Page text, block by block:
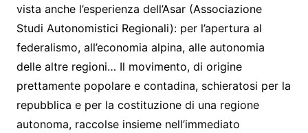
vista anche l’esperienza dell’Asar (Associazione
Studi Autonomistici Regionali): per l’apertura al
federalismo, all’economia alpina, alle autonomia
delle altre regioni… Il movimento, di origine
prettamente popolare e contadina, schieratosi per la
repubblica e per la costituzione di una regione
autonoma, raccolse insieme nell’immediato